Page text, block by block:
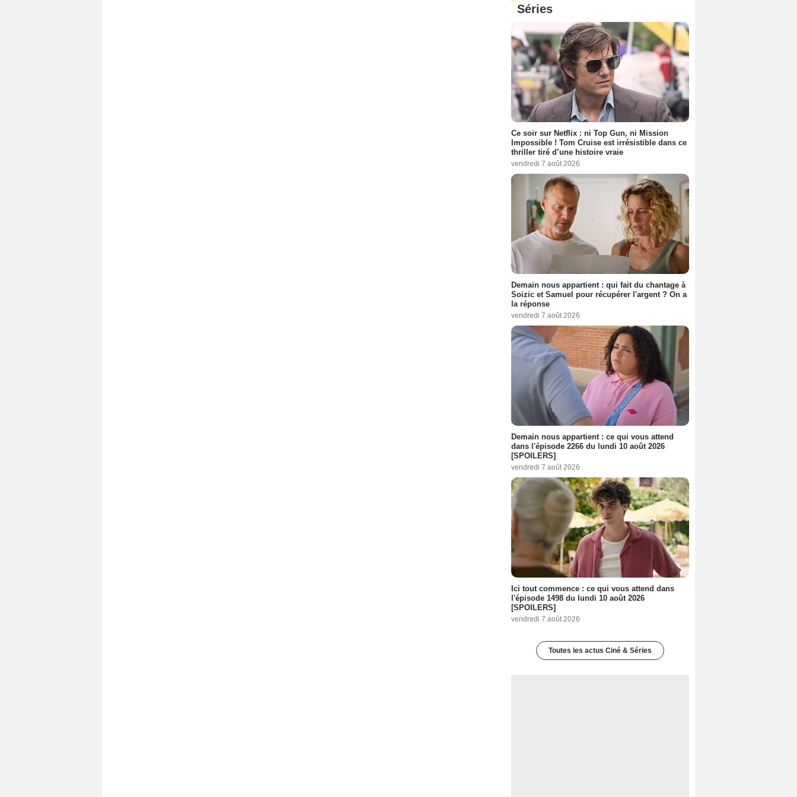
Séries
Ce soir sur Netflix : ni Top Gun, ni Mission
Impossible ! Tom Cruise est irrésistible dans ce
thriller tiré d’une histoire vraie
vendredi 7 août 2026
Demain nous appartient : qui fait du chantage à
Soizic et Samuel pour récupérer l'argent ? On a
la réponse
vendredi 7 août 2026
Demain nous appartient : ce qui vous attend
dans l'épisode 2266 du lundi 10 août 2026
[SPOILERS]
vendredi 7 août 2026
Ici tout commence : ce qui vous attend dans
l'épisode 1498 du lundi 10 août 2026
[SPOILERS]
vendredi 7 août 2026
Toutes les actus Ciné & Séries